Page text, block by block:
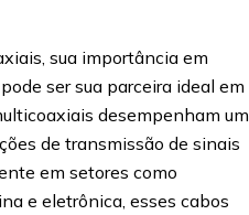
sua importância em
ser sua parceira ideal em
desempenham um
de transmissão de sinais
em setores como
e eletrônica, esses cabos